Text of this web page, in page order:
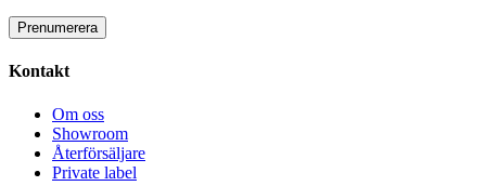
Kontakt
Om oss
Showroom
Återförsäljare
Private label